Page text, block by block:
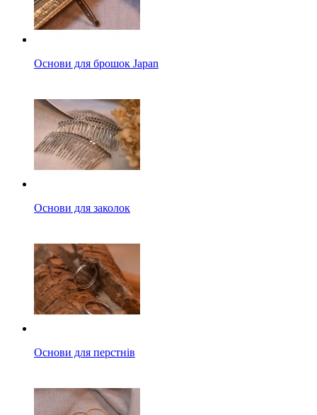
Основи для брошок Japan
Основи для заколок
Основи для перстнів